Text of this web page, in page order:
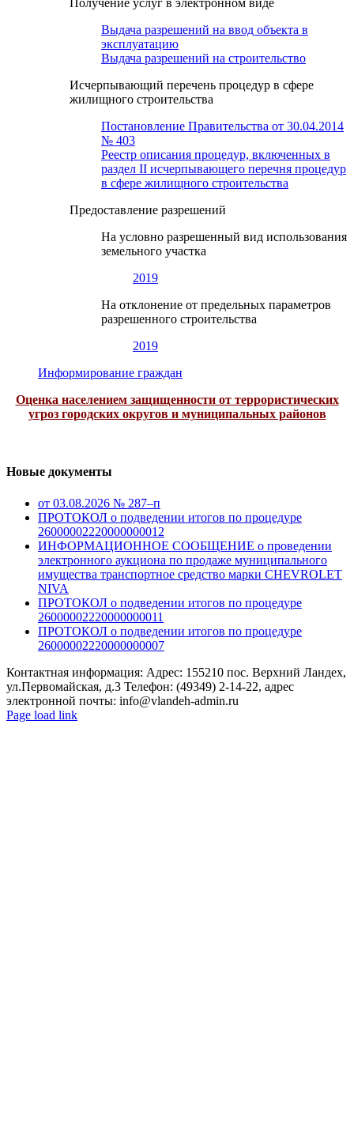
Получение услуг в электронном виде
Выдача разрешений на ввод объекта в
эксплуатацию
Выдача разрешений на строительство
Исчерпывающий перечень процедур в сфере
жилищного строительства
Постановление Правительства от 30.04.2014
№ 403
Реестр описания процедур, включенных в
раздел II исчерпывающего перечня процедур
в сфере жилищного строительства
Предоставление разрешений
На условно разрешенный вид использования
земельного участка
2019
На отклонение от предельных параметров
разрешенного строительства
2019
Информирование граждан
Оценка населением защищенности от террористических
угроз городских округов и муниципальных районов
Новые документы
от 03.08.2026 № 287–п
ПРОТОКОЛ о подведении итогов по процедуре
26000002220000000012
ИНФОРМАЦИОННОЕ СООБЩЕНИЕ о проведении
электронного аукциона по продаже муниципального
имущества транспортное средство марки CHEVROLET
NIVA
ПРОТОКОЛ о подведении итогов по процедуре
26000002220000000011
ПРОТОКОЛ о подведении итогов по процедуре
26000002220000000007
Контактная информация: Адрес: 155210 пос. Верхний Ландех,
ул.Первомайская, д.3 Телефон: (49349) 2-14-22, адрес
электронной почты: info@vlandeh-admin.ru
Page load link